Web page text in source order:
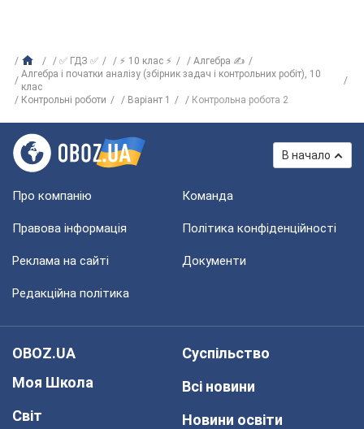
✅ ГДЗ ✅ ⚡ 10 клас ⚡
Алгебра ✍
Алгебра і початки аналізу (збірник задач і контрольних робіт), 10
клас
Контрольні роботи
Варіант 1 Контрольна робота 2
В начало
Про компанію Команда
Правова інформація Політика конфіденційності
Реклама на сайті Документи
Редакційна політика
OBOZ.UA
Моя Школа
Світ
Суспільство
Всі новини
Новини освіти